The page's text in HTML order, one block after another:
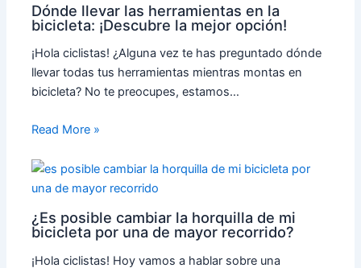
Dónde llevar las herramientas en la
bicicleta: ¡Descubre la mejor opción!
¡Hola ciclistas! ¿Alguna vez te has preguntado dónde
llevar todas tus herramientas mientras montas en
bicicleta? No te preocupes, estamos…
Read More »
¿Es posible cambiar la horquilla de mi
bicicleta por una de mayor recorrido?
¡Hola ciclistas! Hoy vamos a hablar sobre una